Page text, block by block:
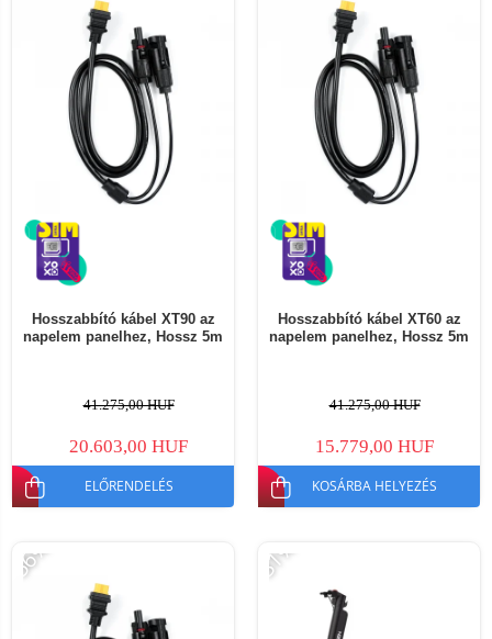
Hosszabbító kábel XT90 az
napelem panelhez, Hossz 5m
41.275,00 HUF
20.603,00 HUF
ELŐRENDELÉS
Hosszabbító kábel XT60 az
napelem panelhez, Hossz 5m
41.275,00 HUF
15.779,00 HUF
KOSÁRBA HELYEZÉS
-56% -31%